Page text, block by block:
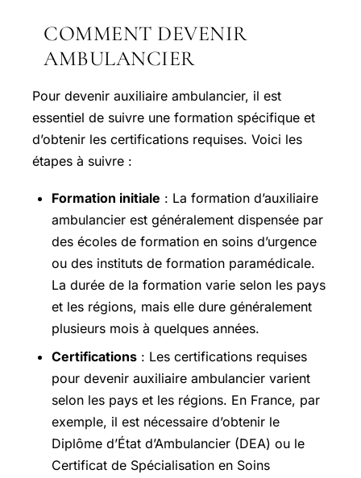
COMMENT DEVENIR
AMBULANCIER
Pour devenir auxiliaire ambulancier, il est
essentiel de suivre une formation spécifique et
d’obtenir les certifications requises. Voici les
étapes à suivre :
Formation initiale : La formation d’auxiliaire
ambulancier est généralement dispensée par
des écoles de formation en soins d’urgence
ou des instituts de formation paramédicale.
La durée de la formation varie selon les pays
et les régions, mais elle dure généralement
plusieurs mois à quelques années.
Certifications : Les certifications requises
pour devenir auxiliaire ambulancier varient
selon les pays et les régions. En France, par
exemple, il est nécessaire d’obtenir le
Diplôme d’État d’Ambulancier (DEA) ou le
Certificat de Spécialisation en Soins